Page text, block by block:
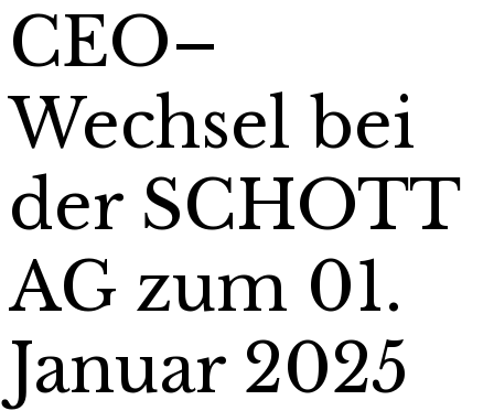
CEO–
Wechsel bei
der SCHOTT
AG zum 01.
Januar 2025